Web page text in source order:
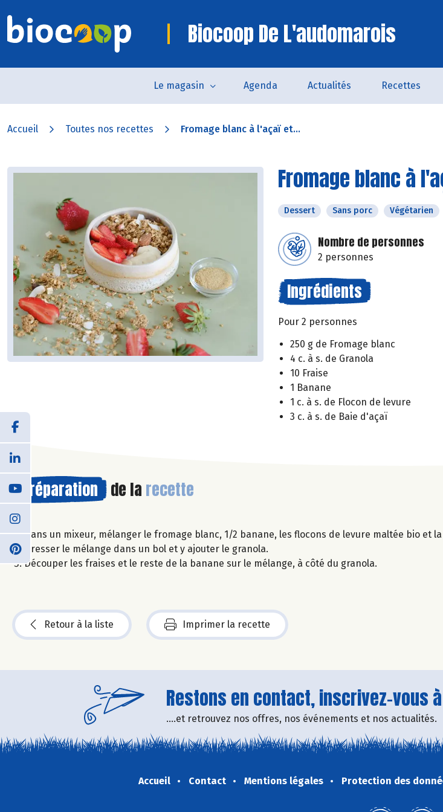
Biocoop De L'audomarois
Le magasin Agenda Actualités Recettes
Accueil Toutes nos recettes Fromage blanc à l'açaï et...
Fromage blanc à
Dessert Sans porc Végétarien
Nombre de personnes
2 personnes
Ingrédients
Pour 2 personnes
250 g de Fromage blanc
4 c. à s. de Granola
10 Fraise
1 Banane
1 c. à s. de Flocon de levure
3 c. à s. de Baie d'açaï
Préparation de la recette
Dans un mixeur, mélanger le fromage blanc, 1/2 banane, les flocons de levure maltée bio et
Dresser le mélange dans un bol et y ajouter le granola.
Découper les fraises et le reste de la banane sur le mélange, à côté du granola.
Retour à la liste Imprimer la recette
Restons en contact, inscrivez-vous
....et retrouvez nos offres, nos événements et nos actualités.
Accueil Contact Mentions légales Protection des